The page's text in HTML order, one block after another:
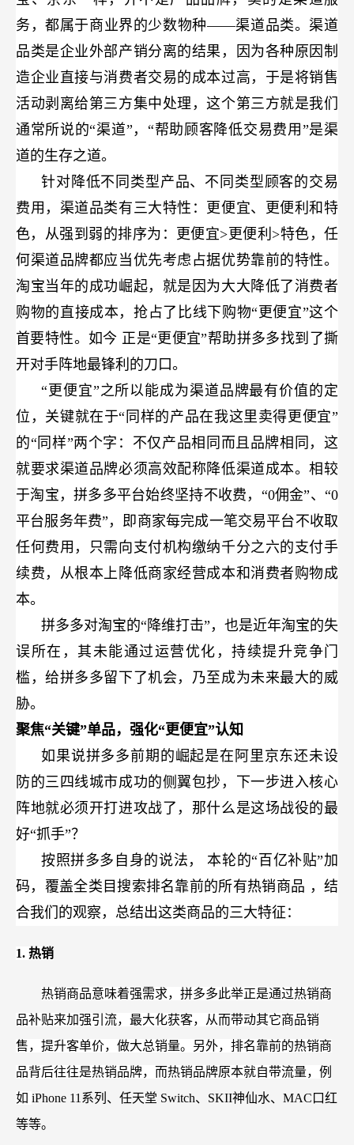
务，都属于商业界的少数物种——渠道品类。渠道
品类是企业外部产销分离的结果，因为各种原因制
造企业直接与消费者交易的成本过高，于是将销售
活动剥离给第三方集中处理，这个第三方就是我们
通常所说的“渠道”，“帮助顾客降低交易费用”是渠
道的生存之道。
针对降低不同类型产品、不同类型顾客的交易
费用，渠道品类有三大特性：更便宜、更便利和特
色，从强到弱的排序为：更便宜>更便利>特色，任
何渠道品牌都应当优先考虑占据优势靠前的特性。
淘宝当年的成功崛起，就是因为大大降低了消费者
购物的直接成本，抢占了比线下购物“更便宜”这个
首要特性。如今 正是“更便宜”帮助拼多多找到了撕
开对手阵地最锋利的刀口。
“更便宜”之所以能成为渠道品牌最有价值的定
位，关键就在于“同样的产品在我这里卖得更便宜”
的“同样”两个字：不仅产品相同而且品牌相同，这
就要求渠道品牌必须高效配称降低渠道成本。相较
于淘宝，拼多多平台始终坚持不收费，“0佣金”、“0
平台服务年费”，即商家每完成一笔交易平台不收取
任何费用，只需向支付机构缴纳千分之六的支付手
续费，从根本上降低商家经营成本和消费者购物成
本。
拼多多对淘宝的“降维打击”，也是近年淘宝的失
误所在，其未能通过运营优化，持续提升竞争门
槛，给拼多多留下了机会，乃至成为未来最大的威
胁。
聚焦“关键”单品，强化“更便宜”认知
如果说拼多多前期的崛起是在阿里京东还未设
防的三四线城市成功的侧翼包抄，下一步进入核心
阵地就必须开打进攻战了，那什么是这场战役的最
好“抓手”？
按照拼多多自身的说法，本轮的“百亿补贴”加
码，覆盖全类目搜索排名靠前的所有热销商品 ，结
合我们的观察，总结出这类商品的三大特征：
1. 热销
热销商品意味着强需求，拼多多此举正是通过热销商
品补贴来加强引流，最大化获客，从而带动其它商品销
售，提升客单价，做大总销量。另外，排名靠前的热销商
品背后往往是热销品牌，而热销品牌原本就自带流量，例
如 iPhone 11系列、任天堂 Switch、SKII神仙水、MAC口红
等等。